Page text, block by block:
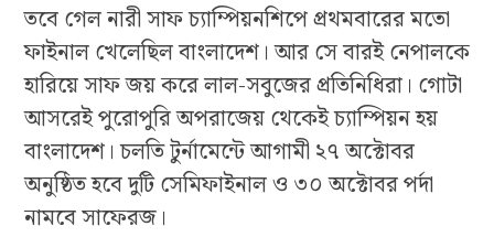
তবে গেল নারী সাফ চ্যাম্পিয়নশিপে প্রথমবারের মতো
ফাইনাল খেলেছিল বাংলাদেশ। আর সে বারই নেপালকে
হারিয়ে সাফ জয় করে লাল-সবুজের প্রতিনিধিরা। গোটা
আসরেই পুরোপুরি অপরাজেয় থেকেই চ্যাম্পিয়ন হয়
বাংলাদেশ। চলতি টুর্নামেন্টে আগামী ২৭ অক্টোবর
অনুষ্ঠিত হবে দুটি সেমিফাইনাল ও ৩০ অক্টোবর পর্দা
নামবে সাফেরজ।